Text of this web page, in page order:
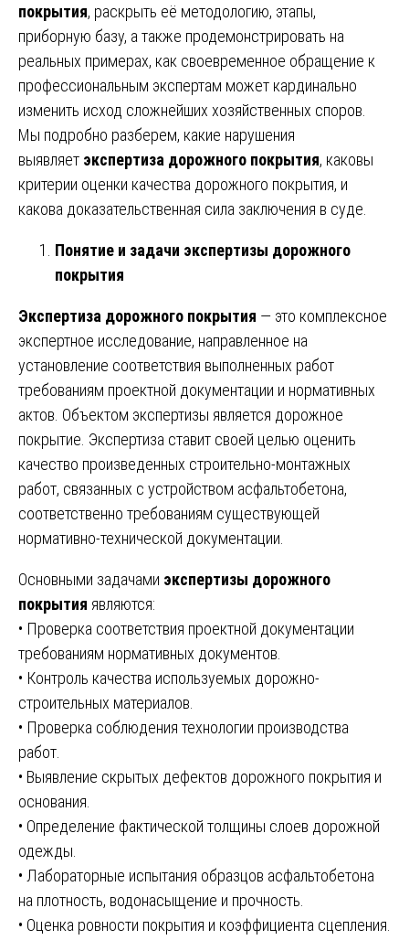
покрытия, раскрыть её методологию, этапы,
приборную базу, а также продемонстрировать на
реальных примерах, как своевременное обращение к
профессиональным экспертам может кардинально
изменить исход сложнейших хозяйственных споров.
Мы подробно разберем, какие нарушения
выявляет экспертиза дорожного покрытия, каковы
критерии оценки качества дорожного покрытия, и
какова доказательственная сила заключения в суде.
Понятие и задачи экспертизы дорожного
покрытия
Экспертиза дорожного покрытия — это комплексное
экспертное исследование, направленное на
установление соответствия выполненных работ
требованиям проектной документации и нормативных
актов. Объектом экспертизы является дорожное
покрытие. Экспертиза ставит своей целью оценить
качество произведенных строительно-монтажных
работ, связанных с устройством асфальтобетона,
соответственно требованиям существующей
нормативно-технической документации.
Основными задачами экспертизы дорожного
покрытия являются:
• Проверка соответствия проектной документации
требованиям нормативных документов.
• Контроль качества используемых дорожно-
строительных материалов.
• Проверка соблюдения технологии производства
работ.
• Выявление скрытых дефектов дорожного покрытия и
основания.
• Определение фактической толщины слоев дорожной
одежды.
• Лабораторные испытания образцов асфальтобетона
на плотность, водонасыщение и прочность.
• Оценка ровности покрытия и коэффициента сцепления.